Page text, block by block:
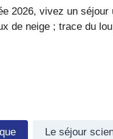
2026, vivez un
de neige ; trace du
Le séjour